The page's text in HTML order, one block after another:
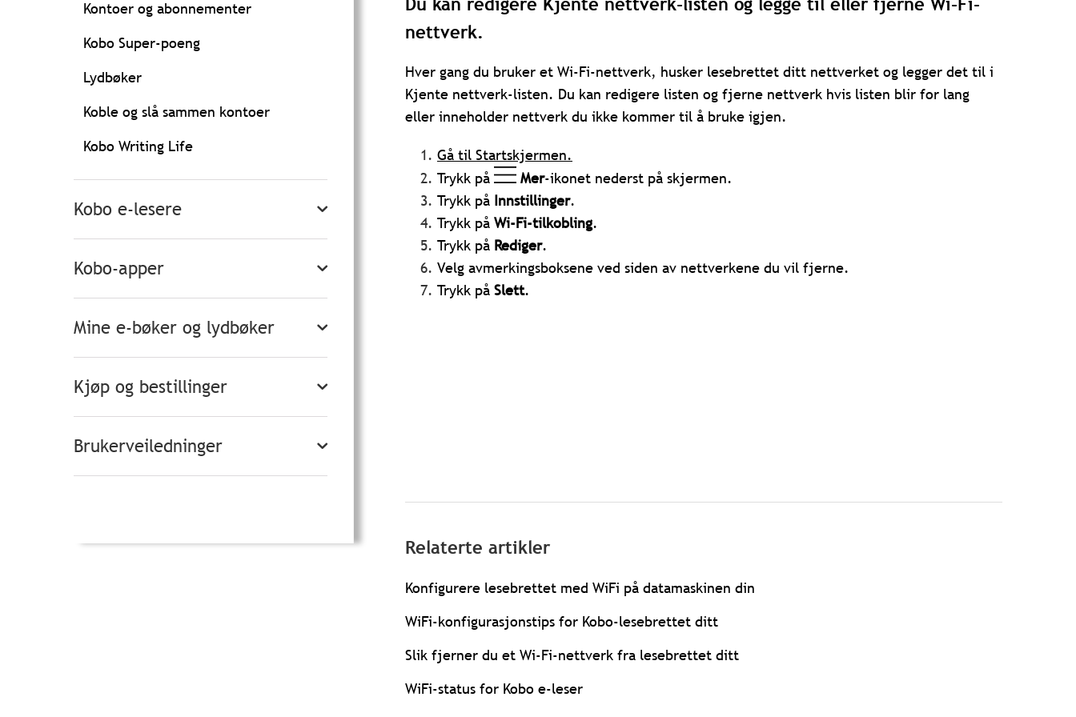
Kontoer og abonnementer
Kobo Super-poeng
Lydbøker
Koble og slå sammen kontoer
Kobo Writing Life
Kobo e-lesere
Kobo-apper
Mine e-bøker og lydbøker
Kjøp og bestillinger
Brukerveiledninger
Du kan redigere Kjente nettverk-listen og legge til eller fjerne Wi-Fi-
nettverk.
Hver gang du bruker et Wi-Fi-nettverk, husker lesebrettet ditt nettverket og legger det til i
Kjente nettverk-listen. Du kan redigere listen og fjerne nettverk hvis listen blir for lang
eller inneholder nettverk du ikke kommer til å bruke igjen.
Gå til Startskjermen.
Trykk på
Mer-ikonet nederst på skjermen.
Trykk på Innstillinger.
Trykk på Wi-Fi-tilkobling.
Trykk på Rediger.
Velg avmerkingsboksene ved siden av nettverkene du vil fjerne.
Trykk på Slett.
Relaterte artikler
Konfigurere lesebrettet med WiFi på datamaskinen din
WiFi-konfigurasjonstips for Kobo-lesebrettet ditt
Slik fjerner du et Wi-Fi-nettverk fra lesebrettet ditt
WiFi-status for Kobo e-leser